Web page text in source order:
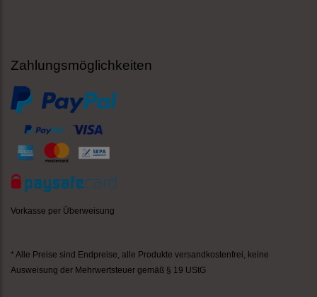
Zahlungsmöglichkeiten
Vorkasse per Überweisung
* Alle Preise sind Endpreise, alle Produkte versandkostenfrei , keine
Ausweisung der Mehrwertsteuer gemäß § 19 UStG